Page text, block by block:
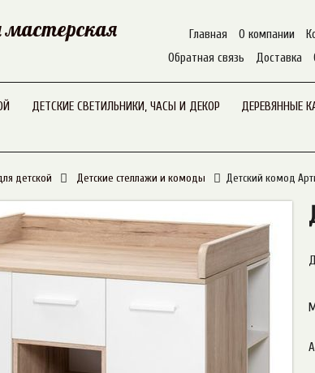
мастерская
Главная О компании
Обратная связь
Доставка
ДЕТСКИЕ СВЕТИЛЬНИКИ, ЧАСЫ И ДЕКОР ДЕРЕВЯННЫЕ
детской Детские стеллажи и комоды Детский комод